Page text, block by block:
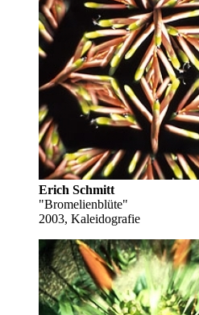
Erich Schmitt
"Bromelienblüte"
2003, Kaleidografie